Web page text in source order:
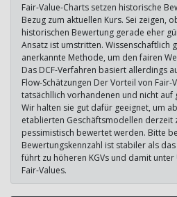
Fair-Value-Charts setzen historische
Bezug zum aktuellen Kurs. Sei zeigen,
historischen Bewertung gerade eher
Ansatz ist umstritten. Wissenschaftlich
anerkannte Methode, um den fairen
Das DCF-Verfahren basiert allerdings
Flow-Schätzungen Der Vorteil von Fair-
tatsächllich vorhandenen und nicht auf
Wir halten sie gut dafür geeignet, um
etablierten Geschäftsmodellen derzeit
pessimistisch bewertet werden. Bitte
Bewertungskennzahl ist stabiler als das
führt zu höheren KGVs und damit
Fair-Values.